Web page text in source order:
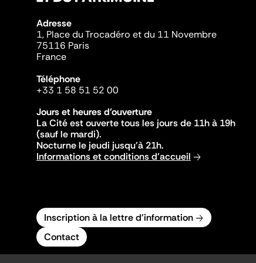
Adresse
1, Place du Trocadéro et du 11 Novembre
75116 Paris
France
Téléphone
+33 1 58 51 52 00
Jours et heures d'ouverture
La Cité est ouverte tous les jours de 11h à 19h
(sauf le mardi).
Nocturne le jeudi jusqu'à 21h.
Informations et conditions d'accueil
Inscription à la lettre d'information
Contact